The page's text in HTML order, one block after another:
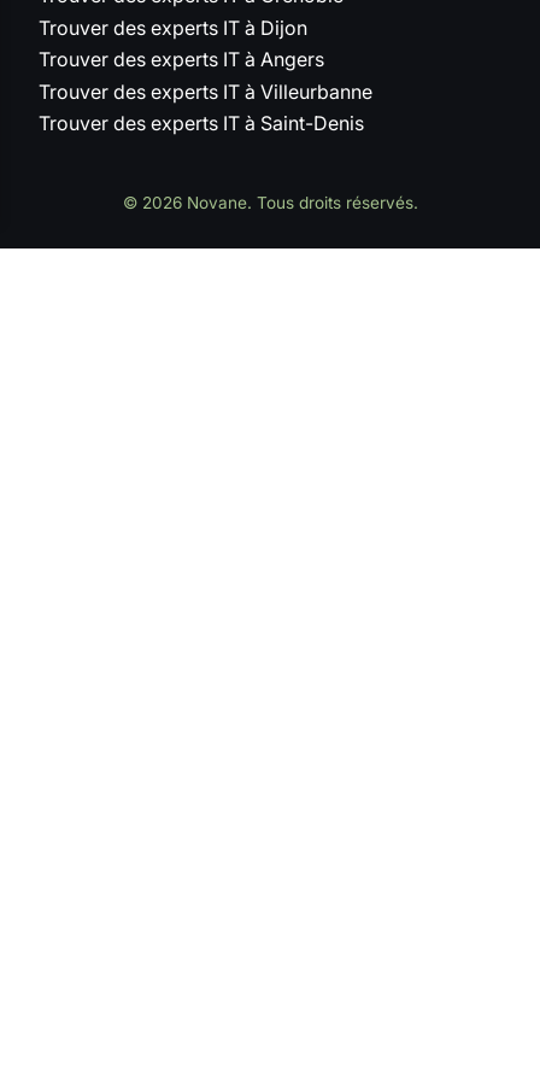
Trouver des experts IT à Dijon
Trouver des experts IT à Angers
Trouver des experts IT à Villeurbanne
Trouver des experts IT à Saint-Denis
© 2026 Novane. Tous droits réservés.